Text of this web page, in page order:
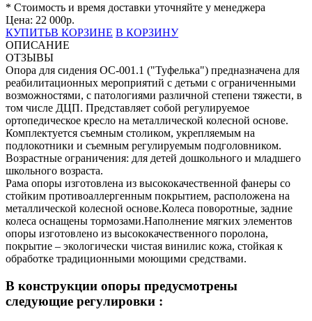
* Стоимость и время доставки уточняйте у менеджера
Цена: 22 000р.
КУПИТЬВ КОРЗИНЕ В КОРЗИНУ
ОПИСАНИЕ
ОТЗЫВЫ
Опора для сидения ОС-001.1 ("Туфелька") предназначена для
реабилитационных мероприятий с детьми с ограниченными
возможностями, с патологиями различной степени тяжести, в
том числе ДЦП. Представляет собой регулируемое
ортопедическое кресло на металлической колесной основе.
Комплектуется съемным столиком, укрепляемым на
подлокотники и съемным регулируемым подголовником.
Возрастные ограничения: для детей дошкольного и младшего
школьного возраста.
Рама опоры изготовлена из высококачественной фанеры со
стойким противоаллергенным покрытием, расположена на
металлической колесной основе.Колеса поворотные, задние
колеса оснащены тормозами.Наполнение мягких элементов
опоры изготовлено из высококачественного поролона,
покрытие – экологически чистая винилис кожа, стойкая к
обработке традиционными моющими средствами.
В конструкции опоры предусмотрены
следующие регулировки :